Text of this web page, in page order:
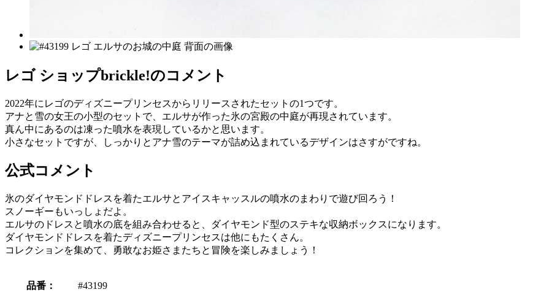
レゴ ショップbrickle!のコメント
2022年にレゴのディズニープリンセスからリリースされたセットの1つです。
アナと雪の女王の小型のセットで、エルサが作った氷の宮殿の中庭が再現されています。
真ん中にあるのは凍った噴水を表現しているかと思います。
小さなセットですが、しっかりとアナ雪のテーマが詰め込まれているデザインはさすがですね。
公式コメント
氷のダイヤモンドドレスを着たエルサとアイスキャッスルの噴水のまわりで遊び回ろう！
スノーギーもいっしょだよ。
エルサのドレスと噴水の底を組み合わせると、ダイヤモンド型のステキな収納ボックスになります。
ダイヤモンドドレスを着たディズニープリンセスは他にもたくさん。
コレクションを集めて、勇敢なお姫さまたちと冒険を楽しみましょう！
品番：
#43199